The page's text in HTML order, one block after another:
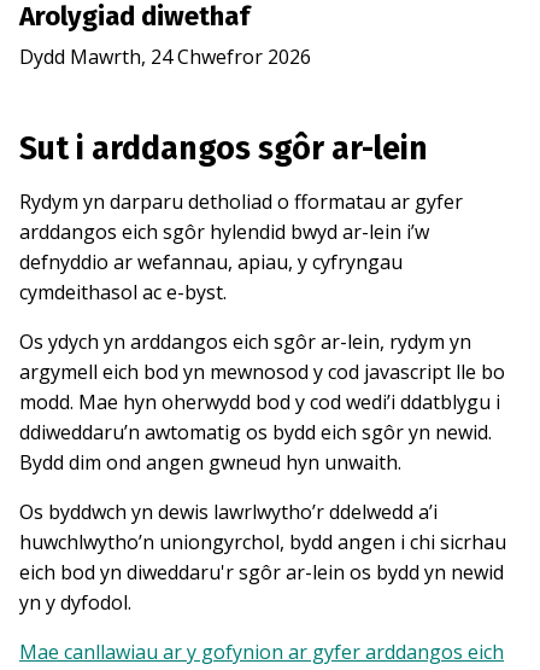
Arolygiad diwethaf
Dydd Mawrth, 24 Chwefror 2026
Sut i arddangos sgôr ar-lein
Rydym yn darparu detholiad o fformatau ar gyfer
arddangos eich sgôr hylendid bwyd ar-lein i’w
defnyddio ar wefannau, apiau, y cyfryngau
cymdeithasol ac e-byst.
Os ydych yn arddangos eich sgôr ar-lein, rydym yn
argymell eich bod yn mewnosod y cod javascript lle bo
modd. Mae hyn oherwydd bod y cod wedi’i ddatblygu i
ddiweddaru’n awtomatig os bydd eich sgôr yn newid.
Bydd dim ond angen gwneud hyn unwaith.
Os byddwch yn dewis lawrlwytho’r ddelwedd a’i
huwchlwytho’n uniongyrchol, bydd angen i chi sicrhau
eich bod yn diweddaru'r sgôr ar-lein os bydd yn newid
yn y dyfodol.
Mae canllawiau ar y gofynion ar gyfer arddangos eich